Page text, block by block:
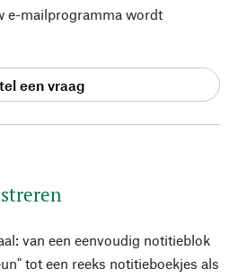
van een eenvoudig notitieblok
tot een reeks notitieboekjes als
e-mailprogramma wordt
een vraag